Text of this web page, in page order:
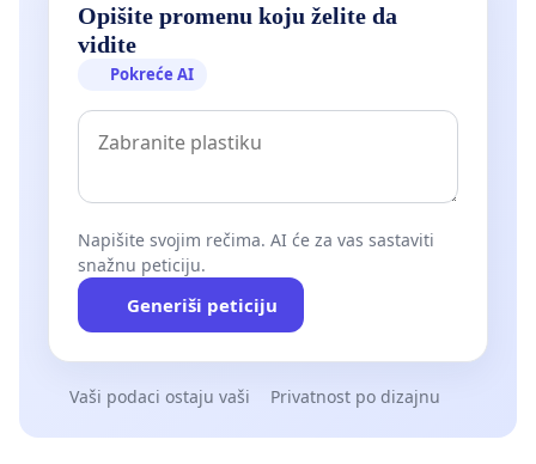
Opišite promenu koju želite da
vidite
Pokreće AI
Napišite svojim rečima. AI će za vas sastaviti
snažnu peticiju.
Generiši peticiju
Vaši podaci ostaju vaši Privatnost po dizajnu